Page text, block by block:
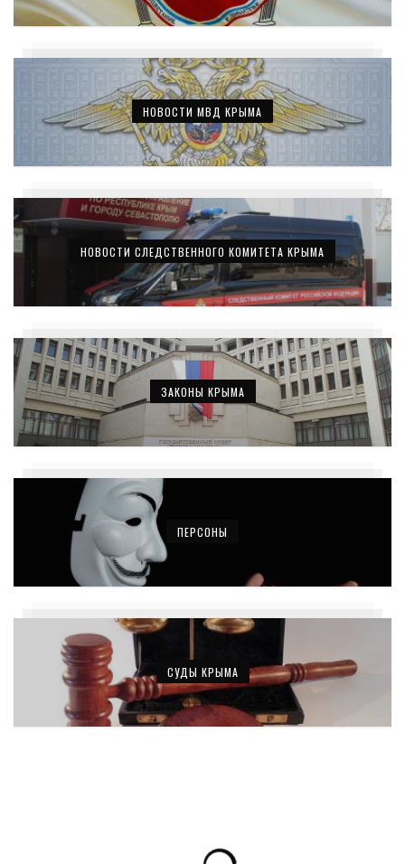
НОВОСТИ МВД КРЫМА
НОВОСТИ СЛЕДСТВЕННОГО КОМИТЕТА КРЫМА
ЗАКОНЫ КРЫМА
ПЕРСОНЫ
СУДЫ КРЫМА